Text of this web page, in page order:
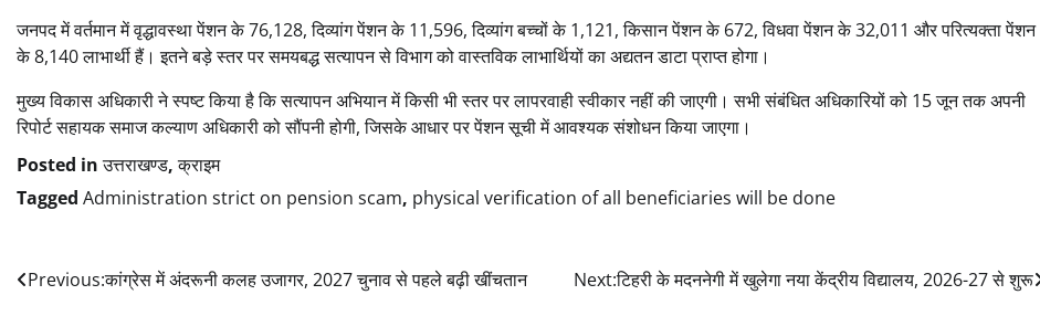
जनपद में वर्तमान में वृद्धावस्था पेंशन के 76,128, दिव्यांग पेंशन के 11,596, दिव्यांग बच्चों के 1,121, किसान पेंशन के 672, विधवा पेंशन के 32,011 और परित्यक्ता पेंशन
के 8,140 लाभार्थी हैं। इतने बड़े स्तर पर समयबद्ध सत्यापन से विभाग को वास्तविक लाभार्थियों का अद्यतन डाटा प्राप्त होगा।
मुख्य विकास अधिकारी ने स्पष्ट किया है कि सत्यापन अभियान में किसी भी स्तर पर लापरवाही स्वीकार नहीं की जाएगी। सभी संबंधित अधिकारियों को 15 जून तक अपनी
रिपोर्ट सहायक समाज कल्याण अधिकारी को सौंपनी होगी, जिसके आधार पर पेंशन सूची में आवश्यक संशोधन किया जाएगा।
Posted inउत्तराखण्ड,क्राइम
Tagged Administration strict on pension scam, physical verification of all beneficiaries will be done
Post
Previous:कांग्रेस में अंदरूनी कलह उजागर, 2027 चुनाव से पहले बढ़ी खींचतान Next:टिहरी के मदननेगी में खुलेगा नया केंद्रीय विद्यालय, 2026-27 से शुरू